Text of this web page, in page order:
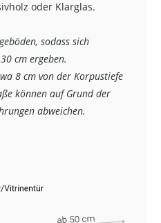
oder Klarglas.
sodass sich
cm ergeben.
8 cm von der Korpustiefe
können auf Grund der
abweichen.